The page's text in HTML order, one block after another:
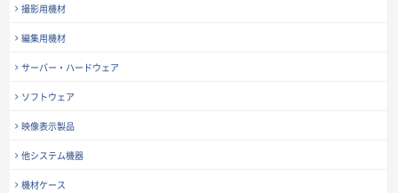
撮影用機材
編集用機材
サーバー・ハードウェア
ソフトウェア
映像表示製品
他システム機器
機材ケース